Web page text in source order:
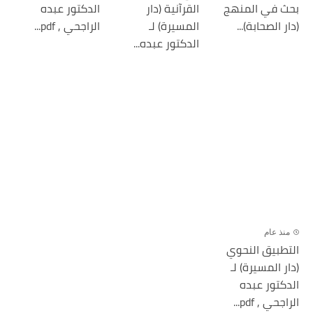
بحث في المنهج
(دار الصحابة)...
القرآنية (دار
المسيرة) لـ
الدكتور عبده...
الدكتور عبده
الراجحي , pdf...
منذ عام
التطبيق النحوي
(دار المسيرة) لـ
الدكتور عبده
الراجحي , pdf...